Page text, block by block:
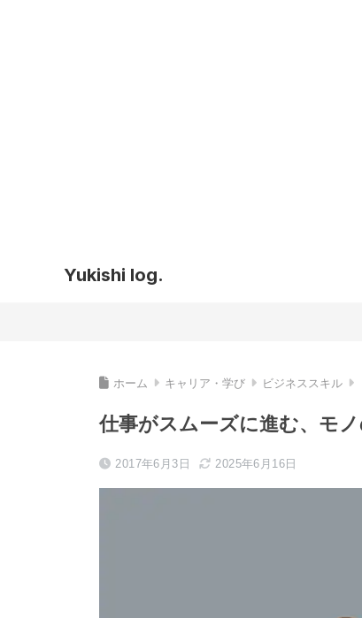
Yukishi log.
ホーム キャリア・学び ビジネススキル
仕事がスムーズに進む、モノ
2017年6月3日 2025年6月16日